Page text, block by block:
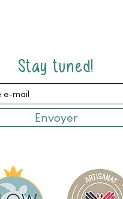
Stay tuned!
Envoyer